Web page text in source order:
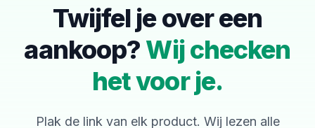
NL|EN
Twijfel je over een
aankoop? Wij checken
het voor je.
Plak de link van elk product. Wij lezen alle